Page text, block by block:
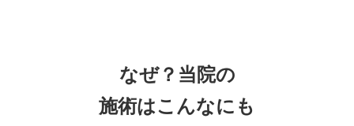
なぜ？当院の
施術はこんなにも